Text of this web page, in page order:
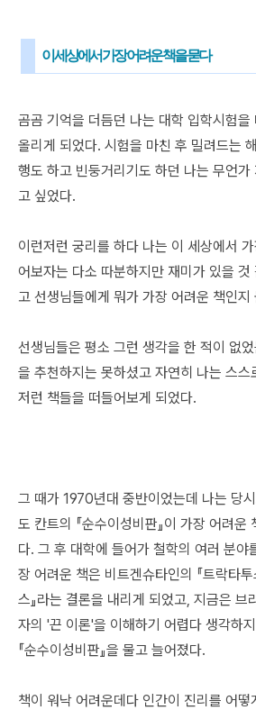
이 세상에서 가장 어려운 책을 묻다
곰곰 기억을 더듬던 나는 대학 입학시험을
올리게 되었다. 시험을 마친 후 밀려드는
행도 하고 빈둥거리기도 하던 나는 무언
고 싶었다.
이런저런 궁리를 하다 나는 이 세상에서
어보자는 다소 따분하지만 재미가 있을 것
고 선생님들에게 뭐가 가장 어려운 책인지
선생님들은 평소 그런 생각을 한 적이 없
을 추천하지는 못하셨고 자연히 나는 스스
저런 책들을 떠들어보게 되었다.
그 때가 1970년대 중반이었는데 나는 당
도 칸트의 『순수이성비판』이 가장 어려운
다. 그 후 대학에 들어가 철학의 여러 분야
장 어려운 책은 비트겐슈타인의 『트락타
스』라는 결론을 내리게 되었고, 지금은 브
자의 '끈 이론'을 이해하기 어렵다 생각하
『순수이성비판』을 물고 늘어졌다.
책이 워낙 어려운데다 인간이 진리를 어떻